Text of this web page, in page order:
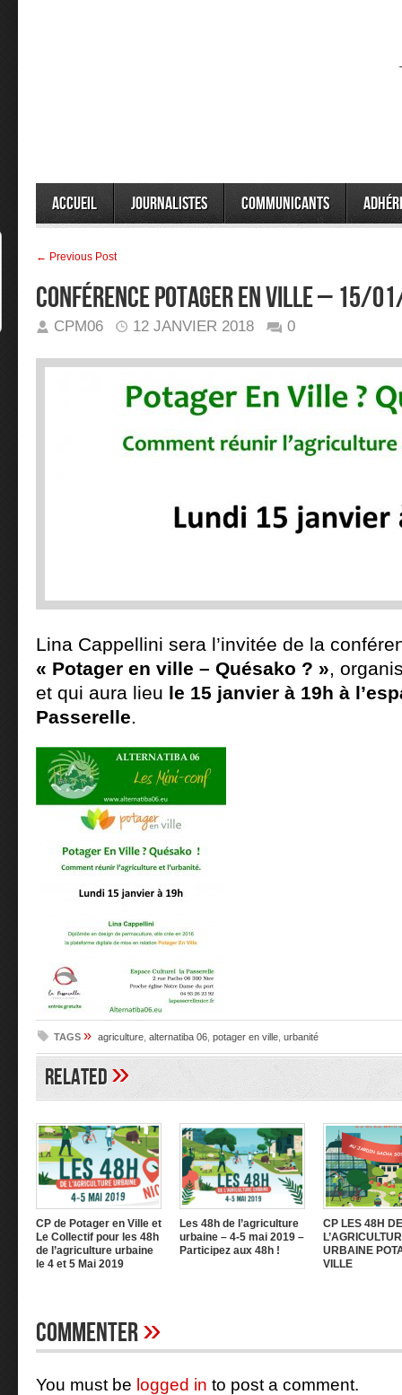
Accueil Journalistes Communicants
← Previous Post
CONFÉRENCE POTAGER EN VILLE – 15/
CPM06 12 JANVIER 2018 0
Lina Cappellini sera l’invitée de la
« Potager en ville – Quésako ? »,
et qui aura lieu le 15 janvier à 19h à
Passerelle.
TAGS » agriculture alternatiba 06 potager en ville urbanité
Related»
CP de Potager en Ville et
Le Collectif pour les 48h
de l’agriculture urbaine
le 4 et 5 Mai 2019
Les 48h de l’agriculture
urbaine – 4-5 mai 2019 –
Participez aux 48h !
CP LES 48H DE
URBAINE
VILLE
Commenter»
You must be logged in to post a comment.